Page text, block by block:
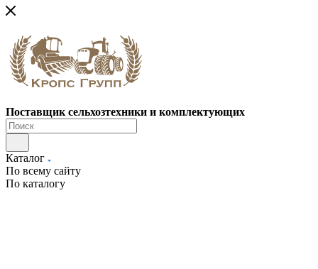
Поставщик сельхозтехники и комплектующих
Каталог
По всему сайту
По каталогу